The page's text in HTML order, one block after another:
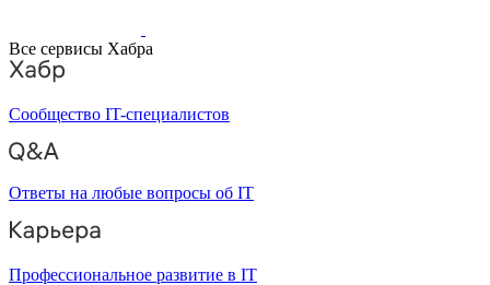
Все сервисы Хабра
Сообщество IT-специалистов
Ответы на любые вопросы об IT
Профессиональное развитие в IT